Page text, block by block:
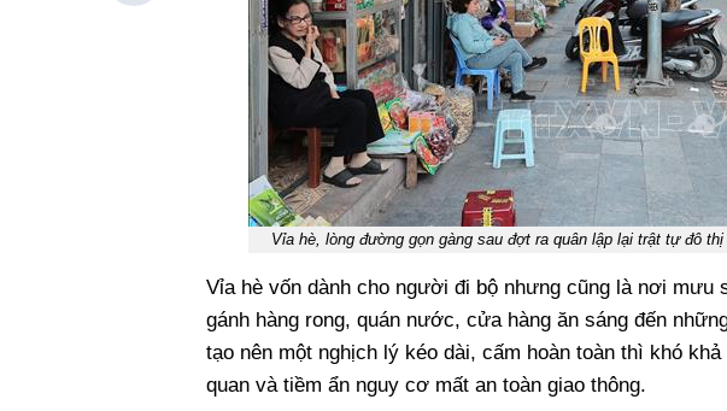
Vỉa hè, lòng đường gọn gàng sau đợt ra quân lập lại trật tự đô
Vỉa hè vốn dành cho người đi bộ nhưng cũng là nơi mưu
gánh hàng rong, quán nước, cửa hàng ăn sáng đến
tạo nên một nghịch lý kéo dài, cấm hoàn toàn thì khó
quan và tiềm ẩn nguy cơ mất an toàn giao thông.